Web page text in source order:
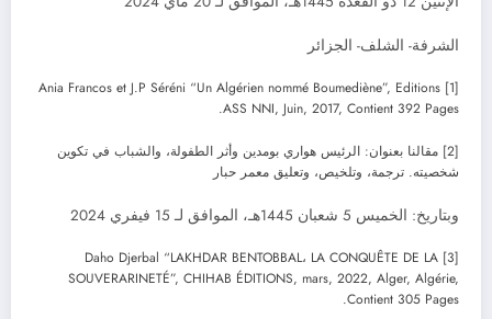
الشرفة- الشلف- الجزائر
[1] Ania Francos et J.P Séréni “Un Algérien nommé Boumediène”, Editions
ASS NNI, Juin, 2017, Contient 392 Pages.
[2] مقالنا بعنوان: الرئيس هواري بومدين وأثر الطفولة، والشباب في تكوين
شخصيته. ترجمة، وتلخيص، وتعليق معمر حبار
وبتاريخ: الخميس 5 شعبان 1445هـ، الموافق لـ 15 فيفري 2024
[3] Daho Djerbal “LAKHDAR BENTOBBAL، LA CONQUÊTE DE LA
SOUVERARINETÉ”, CHIHAB ÉDITIONS, mars, 2022, Alger, Algérie,
Contient 305 Pages.